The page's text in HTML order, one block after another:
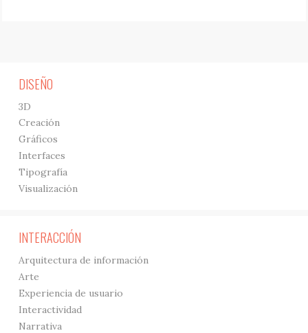
DISEÑO
3D
Creación
Gráficos
Interfaces
Tipografía
Visualización
INTERACCIÓN
Arquitectura de información
Arte
Experiencia de usuario
Interactividad
Narrativa